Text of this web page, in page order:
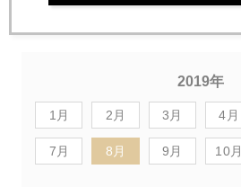
2019年
1月 2月 3月 4月
7月 8月 9月 10月